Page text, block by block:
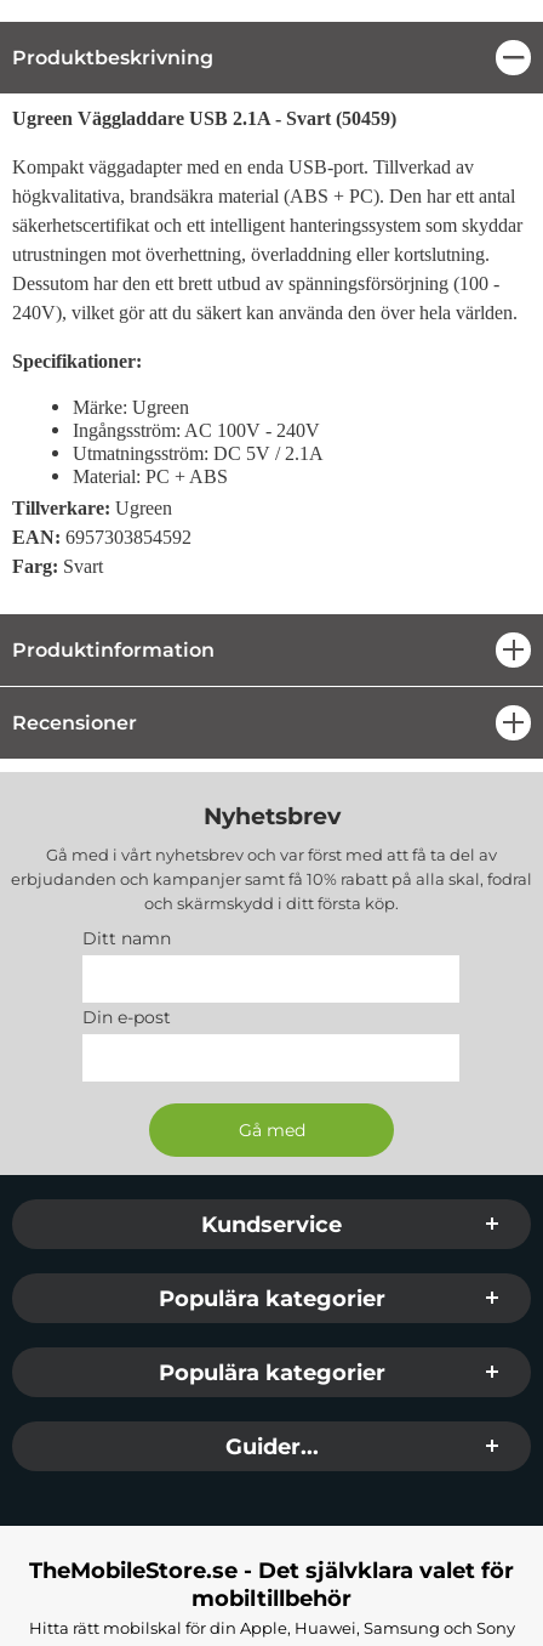
Produktbeskrivning
Produktbeskrivning
Ugreen Väggladdare USB 2.1A - Svart (50459)
Kompakt väggadapter med en enda USB-port. Tillverkad av
högkvalitativa, brandsäkra material (ABS + PC). Den har ett antal
säkerhetscertifikat och ett intelligent hanteringssystem som skyddar
utrustningen mot överhettning, överladdning eller kortslutning.
Dessutom har den ett brett utbud av spänningsförsörjning (100 -
240V), vilket gör att du säkert kan använda den över hela världen.
Specifikationer:
Märke: Ugreen
Ingångsström: AC 100V - 240V
Utmatningsström: DC 5V / 2.1A
Material: PC + ABS
Tillverkare: Ugreen
EAN: 6957303854592
Farg: Svart
Produktinformation
Recensioner
Nyhetsbrev
Gå med i vårt nyhetsbrev och var först med att få ta del av
erbjudanden och kampanjer samt få 10% rabatt på alla skal, fodral
och skärmskydd i ditt första köp.
Ditt namn
Din e-post
Sidfot Blandad info och länkar
Kundservice
Populära kategorier
Populära kategorier
Guider...
TheMobileStore.se - Det självklara valet för
mobiltillbehör
Hitta rätt mobilskal för din Apple, Huawei, Samsung och Sony